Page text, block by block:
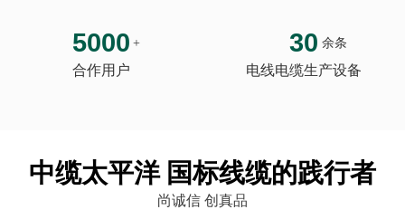
5000 +
合作用户
30 余条
电线电缆生产设备
中缆太平洋 国标线缆的践行者
尚诚信 创真品